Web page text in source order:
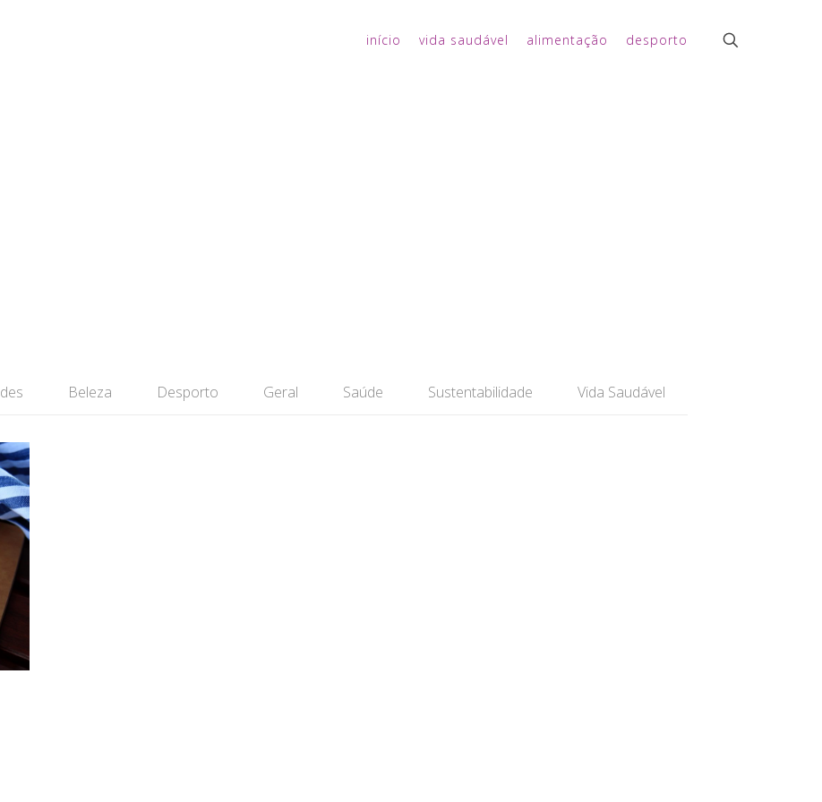
início vida saudável alimentação desporto
Beleza Desporto Geral Saúde Sustentabilidade Vida Saudável